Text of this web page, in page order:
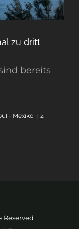
zu dritt
bereits
- Mexiko | 2
Reserved |